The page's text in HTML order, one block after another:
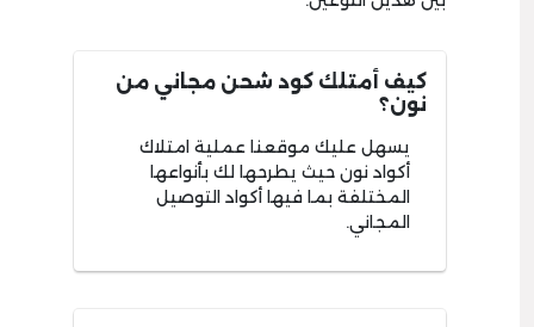
كيف أمتلك كود شحن مجاني من
نون؟
يسهل عليك موقعنا عملية امتلاك
أكواد نون حيث يطرحها لك بأنواعها
المختلفة بما فيها أكواد التوصيل
المجاني.